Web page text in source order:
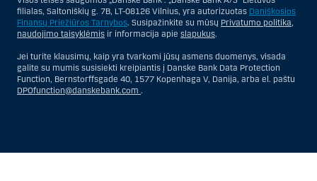
filialas, Saltoniškių g. 7B, LT-08126 Vilnius, yra autorizuotas Daniškosios
Finansų Priežiūros Tarnybos. Susipažinkite su mūsų Privatumo politika,
naudojimo taisyklėmis ir informacija apie slapukus.
Jei turite klausimų, kaip yra tvarkomi jūsų asmens duomenys, visada
galite su mumis susisiekti kreipiantis į Danske Bank Data Protection
Function, Bernstorffsgade 40, 1577 Kopenhaga V, Danija, arba el. paštu
DPOfunction@danskebank.com .